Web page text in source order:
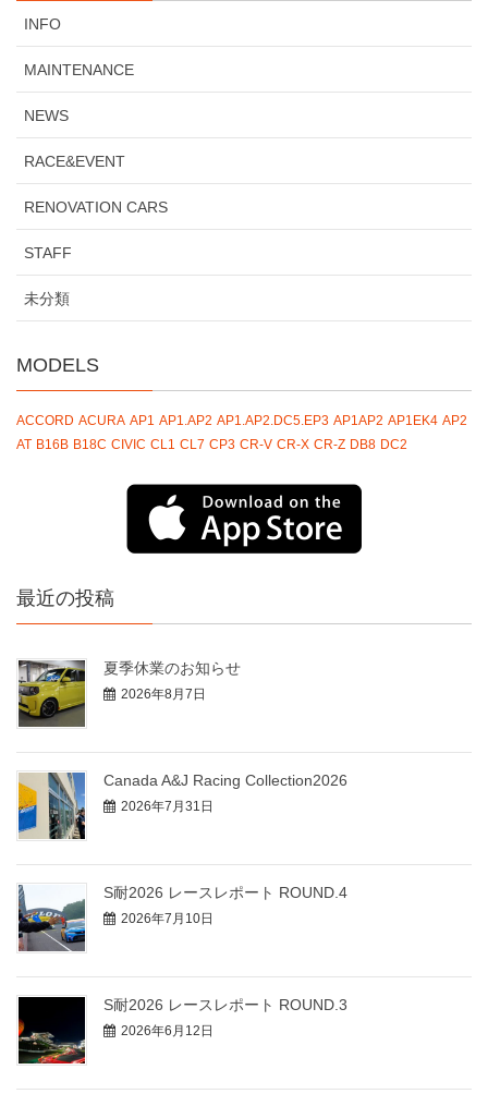
INFO
MAINTENANCE
NEWS
RACE&EVENT
RENOVATION CARS
STAFF
未分類
MODELS
ACCORD ACURA AP1 AP1.AP2 AP1.AP2.DC5.EP3 AP1AP2 AP1EK4 AP2
AT B16B B18C CIVIC CL1 CL7 CP3 CR-V CR-X CR-Z DB8 DC2
最近の投稿
夏季休業のお知らせ
2026年8月7日
Canada A&J Racing Collection2026
2026年7月31日
S耐2026 レースレポート ROUND.4
2026年7月10日
S耐2026 レースレポート ROUND.3
2026年6月12日